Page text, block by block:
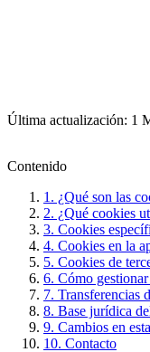
Última actualización: 1
Contenido
1. ¿Qué son las
2. ¿Qué cookies
3. Cookies
4. Cookies en la
5. Cookies de
6. Cómo
7. Transferencias
8. Base jurídica
9. Cambios en
10. Contacto